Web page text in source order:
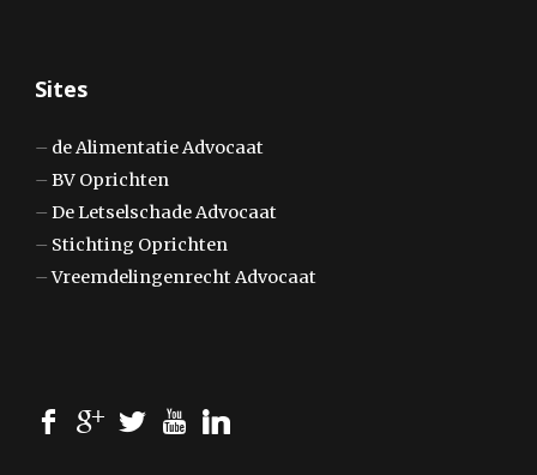
Sites
– de Alimentatie Advocaat
– BV Oprichten
– De Letselschade Advocaat
– Stichting Oprichten
–Vreemdelingenrecht Advocaat